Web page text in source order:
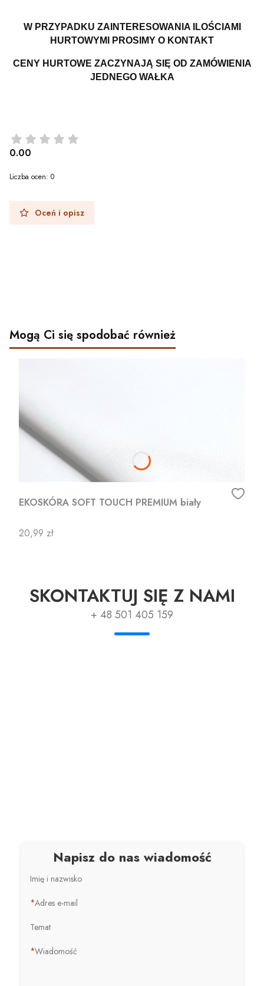
W PRZYPADKU ZAINTERESOWANIA ILOŚCIAMI
HURTOWYMI PROSIMY O KONTAKT
CENY HURTOWE ZACZYNAJĄ SIĘ OD ZAMÓWIENIA
JEDNEGO WAŁKA
0.00
Liczba ocen: 0
Oceń i opisz
Mogą Ci się spodobać również
EKOSKÓRA SOFT TOUCH PREMIUM biały
Cena
20,99 zł
SKONTAKTUJ SIĘ Z NAMI
+ 48 501 405 159
Napisz do nas wiadomość
Imię i nazwisko
*Adres e-mail
Temat
*Wiadomość